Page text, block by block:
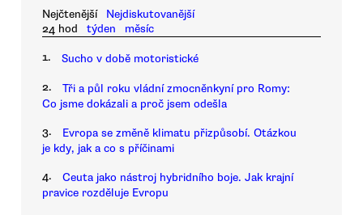
Nejčtenější
Nejdiskutovanější
24 hod
týden měsíc
1. Sucho v době motoristické
2.
Tři a půl roku vládní zmocněnkyní pro Romy:
Co jsme dokázali a proč jsem odešla
3.
Evropa se změně klimatu přizpůsobí. Otázkou
je kdy, jak a co s příčinami
4.
Ceuta jako nástroj hybridního boje. Jak krajní
pravice rozděluje Evropu